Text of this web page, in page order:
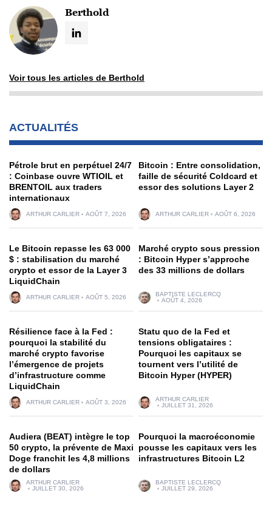
Berthold
Voir tous les articles de Berthold
ACTUALITÉS
Pétrole brut en perpétuel 24/7
: Coinbase ouvre WTIOIL et
BRENTOIL aux traders
internationaux
ARTHUR CARLIER AOÛT 7, 2026
Bitcoin : Entre consolidation,
faille de sécurité Coldcard et
essor des solutions Layer 2
ARTHUR CARLIER AOÛT 6, 2026
Le Bitcoin repasse les 63 000
$ : stabilisation du marché
crypto et essor de la Layer 3
LiquidChain
ARTHUR CARLIER AOÛT 5, 2026
Marché crypto sous pression
: Bitcoin Hyper s’approche
des 33 millions de dollars
BAPTISTE LECLERCQ
AOÛT 4, 2026
Résilience face à la Fed :
pourquoi la stabilité du
marché crypto favorise
l’émergence de projets
d’infrastructure comme
LiquidChain
ARTHUR CARLIER AOÛT 3, 2026
Statu quo de la Fed et
tensions obligataires :
Pourquoi les capitaux se
tournent vers l’utilité de
Bitcoin Hyper (HYPER)
ARTHUR CARLIER
JUILLET 31, 2026
Audiera (BEAT) intègre le top
50 crypto, la prévente de Maxi
Doge franchit les 4,8 millions
de dollars
ARTHUR CARLIER
JUILLET 30, 2026
Pourquoi la macroéconomie
pousse les capitaux vers les
infrastructures Bitcoin L2
BAPTISTE LECLERCQ
JUILLET 29, 2026